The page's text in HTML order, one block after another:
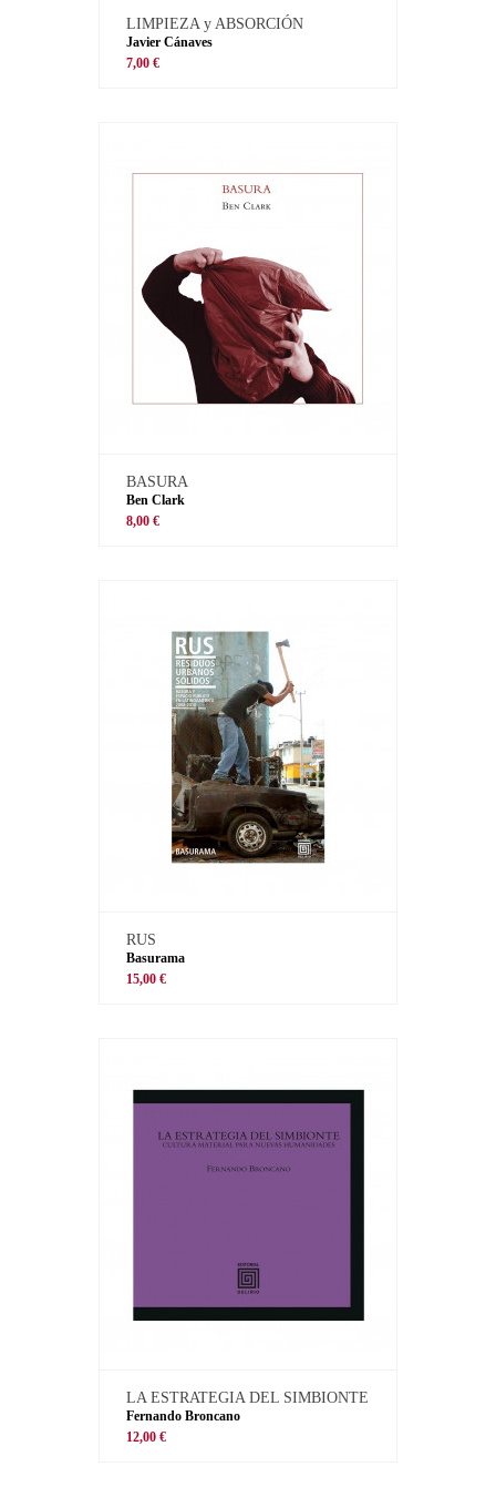
LIMPIEZA y ABSORCIÓN
Javier Cánaves
7,00 €
BASURA
Ben Clark
8,00 €
RUS
Basurama
15,00 €
LA ESTRATEGIA DEL SIMBIONTE
Fernando Broncano
12,00 €